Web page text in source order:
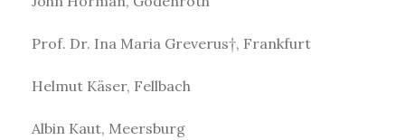
Prof. Dr. Ina Maria Greverus†, Frankfurt
Helmut Käser, Fellbach
Albin Kaut, Meersburg